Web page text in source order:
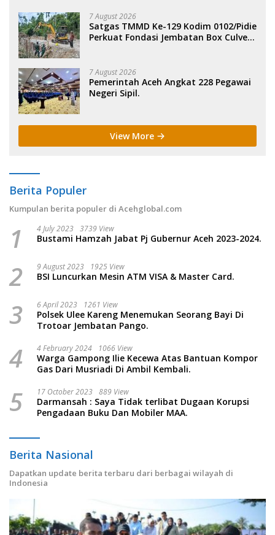
7 August 2026
Satgas TMMD Ke-129 Kodim 0102/Pidie
Perkuat Fondasi Jembatan Box Culvert
7 August 2026
Pemerintah Aceh Angkat 228 Pegawai
Negeri Sipil.
View More
Berita Populer
Kumpulan berita populer di Acehglobal.com
1 4 July 2023 3739 View
Bustami Hamzah Jabat Pj Gubernur Aceh 2023-2024.
2 9 August 2023 1925 View
BSI Luncurkan Mesin ATM VISA & Master Card.
3 6 April 2023 1261 View
Polsek Ulee Kareng Menemukan Seorang Bayi Di
Trotoar Jembatan Pango.
4 4 February 2024 1066 View
Warga Gampong Ilie Kecewa Atas Bantuan Kompor
Gas Dari Musriadi Di Ambil Kembali.
5 17 October 2023 889 View
Darmansah : Saya Tidak terlibat Dugaan Korupsi
Pengadaan Buku Dan Mobiler MAA.
Berita Nasional
Dapatkan update berita terbaru dari berbagai wilayah di
Indonesia